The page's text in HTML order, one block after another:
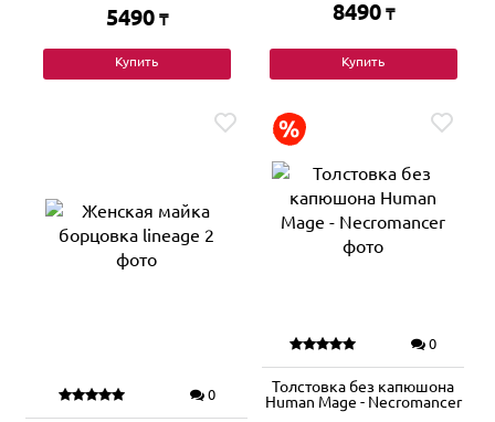
5490 ₸
Купить
8490 ₸
Купить
0
0
Толстовка без капюшона
Human Mage - Necromancer